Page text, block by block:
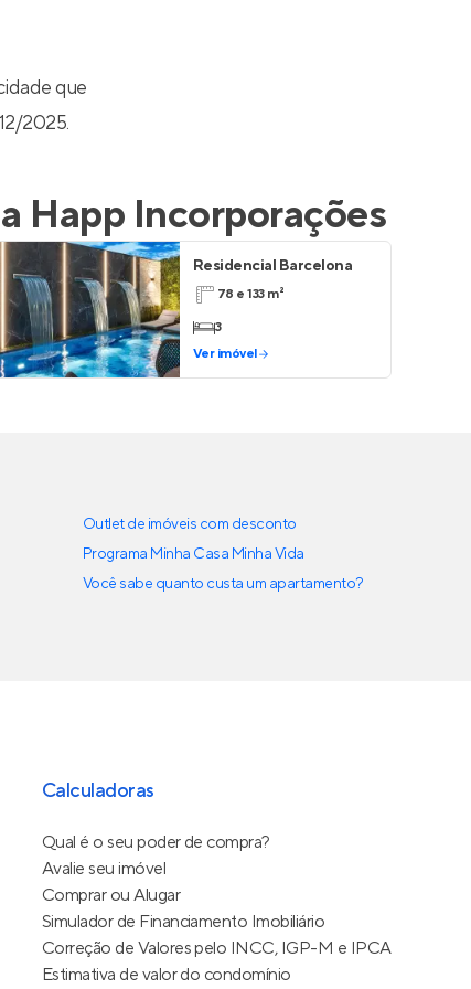
que
2025.
Happ Incorporações
Residencial Barcelona
78 e 133 m²
3
Ver imóvel
Outlet de imóveis com desconto
Programa Minha Casa Minha Vida
Você sabe quanto custa um apartamento?
Calculadoras
Qual é o seu poder de compra?
Avalie seu imóvel
Comprar ou Alugar
Simulador de Financiamento Imobiliário
Correção de Valores pelo INCC, IGP-M e IPCA
Estimativa de valor do condomínio